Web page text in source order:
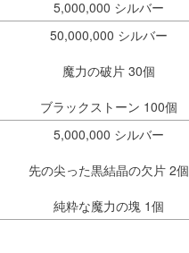
5,000,000 シルバー
50,000,000 シルバー
魔力の破片 30個
ブラックストーン 100個
5,000,000 シルバー
先の尖った黒結晶の欠片 2個
純粋な魔力の塊 1個